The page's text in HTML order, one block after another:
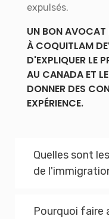
expulsés.
UN BON AVOCAT
À COQUITLAM
D'EXPLIQUER LE
AU CANADA ET
DONNER DES
EXPÉRIENCE.
Quelles sont
de
Pourquoi faire